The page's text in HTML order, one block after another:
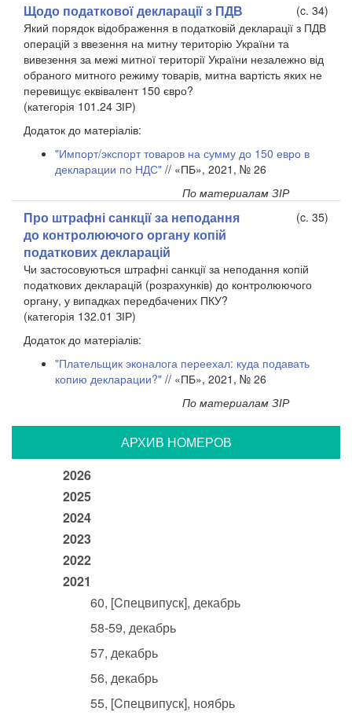
Щодо податкової декларації з ПДВ
(c. 34)
Який порядок відображення в податковій декларації з ПДВ
операцій з ввезення на митну територію України та
вивезення за межі митної території України незалежно від
обраного митного режиму товарів, митна вартість яких не
перевищує еквівалент 150 євро?
(категорія 101.24 ЗІР)
Додаток до матеріалів:
"Импорт/экспорт товаров на сумму до 150 евро в
декларации по НДС" // «ПБ», 2021, № 26
По материалам ЗІР
Про штрафні санкції за неподання
до контролюючого органу копій
податкових декларацій
(c. 35)
Чи застосовуються штрафні санкції за неподання копій
податкових декларацій (розрахунків) до контролюючого
органу, у випадках передбачених ПКУ?
(категорія 132.01 ЗІР)
Додаток до матеріалів:
"Плательщик эконалога переехал: куда подавать
копию декларации?" // «ПБ», 2021, № 26
По материалам ЗІР
АРХИВ НОМЕРОВ
2026
2025
2024
2023
2022
2021
60, [Cпецвипуск], декабрь
58-59, декабрь
57, декабрь
56, декабрь
55, [Cпецвипуск], ноябрь